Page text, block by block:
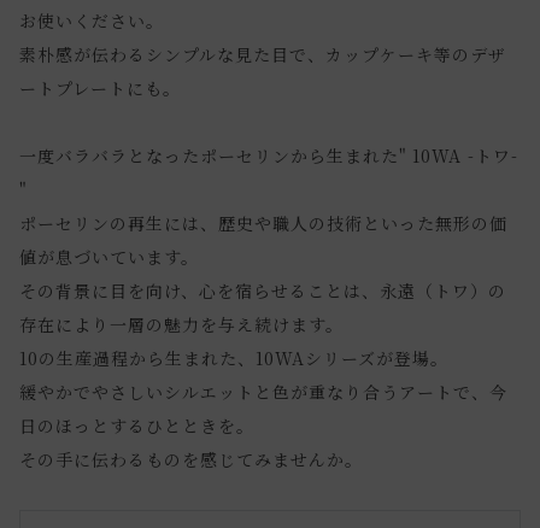
お使いください。
素朴感が伝わるシンプルな見た目で、カップケーキ等のデザ
ートプレートにも。
一度バラバラとなったポーセリンから生まれた" 10WA -トワ-
"
ポーセリンの再生には、歴史や職人の技術といった無形の価
値が息づいています。
その背景に目を向け、心を宿らせることは、永遠（トワ）の
存在により一層の魅力を与え続けます。
10の生産過程から生まれた、10WAシリーズが登場。
緩やかでやさしいシルエットと色が重なり合うアートで、今
日のほっとするひとときを。
その手に伝わるものを感じてみませんか。